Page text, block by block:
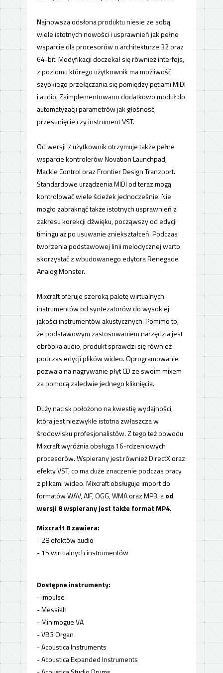
Najnowsza odsłona produktu niesie ze sobą
wiele istotnych nowości i usprawnień jak pełne
wsparcie dla procesorów o architekturze 32 oraz
64-bit. Modyfikacji doczekał się również interfejs,
z poziomu którego użytkownik ma możliwość
szybkiego przełączania się pomiędzy pętlami MIDI
i audio. Zaimplementowano dodatkowo moduł do
automatyzacji parametrów jak głośność,
przesunięcie czy instrument VST.
Od wersji 7 użytkownik otrzymuje także pełne
wsparcie kontrolerów Novation Launchpad,
Mackie Control oraz Frontier Design Tranzport.
Standardowe urządzenia MIDI od teraz mogą
kontrolować wiele ścieżek jednocześnie. Nie
mogło zabraknąć także istotnych usprawnień z
zakresu korekcji dźwięku, począwszy od edycji
timingu aż po usuwanie zniekształceń. Podczas
tworzenia podstawowej linii melodycznej warto
skorzystać z wbudowanego edytora Renegade
Analog Monster.
Mixcraft oferuje szeroką paletę wirtualnych
instrumentów od syntezatorów do wysokiej
jakości instrumentów akustycznych. Pomimo to,
że podstawowym zastosowaniem narzędzia jest
obróbka audio, produkt sprawdzi się również
podczas edycji plików wideo. Oprogramowanie
pozwala na nagrywanie płyt CD ze swoim mixem
za pomocą zaledwie jednego kliknięcia.
Duży nacisk położono na kwestię wydajności,
która jest niezwykle istotna zwłaszcza w
środowisku profesjonalistów. Z tego też powodu
Mixcraft wyróżnia obsługa 16-rdzeniowych
procesorów. Wspierany jest również DirectX oraz
efekty VST, co ma duże znaczenie podczas pracy
z plikami wideo. Mixcraft obsługuje import do
formatów WAV, AIF, OGG, WMA oraz MP3, aod
wersji 8 wspierany jest także format MP4.
Mixcraft 8 zawiera:
- 28 efektów audio
- 15 wirtualnych instrumentów
Dostępne instrumenty:
- Impulse
- Messiah
- Minimogue VA
- VB3 Organ
- Acoustica Instruments
- Acoustica Expanded Instruments